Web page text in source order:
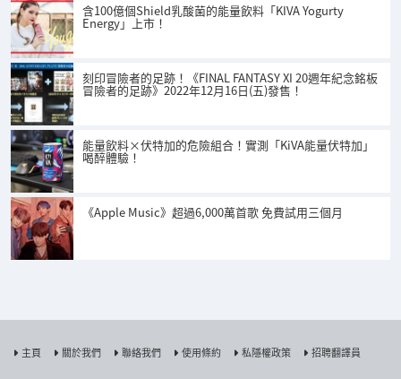
含100億個Shield乳酸菌的能量飲料「KIVA Yogurty
Energy」上市！
刻印冒險者的足跡！《FINAL FANTASY XI 20週年紀念銘板
冒險者的足跡》2022年12月16日(五)發售！
能量飲料×伏特加的危險組合！實測「KiVA能量伏特加」
喝醉體驗！
《Apple Music》超過6,000萬首歌 免費試用三個月
主頁 關於我們 聯絡我們 使用條約 私隱權政策 招聘翻譯員